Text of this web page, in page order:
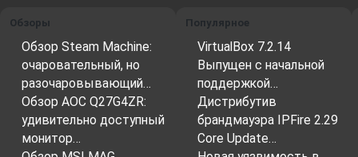
Обзоры
Обзор Steam Machine:
очаровательный, но
разочаровывающий…
Обзор AOC Q27G4ZR:
удивительно доступный
монитор…
Популярное
VirtualBox 7.2.14
Выпущен с начальной
поддержкой…
Дистрибутив
брандмауэра IPFire 2.29
Core Update…